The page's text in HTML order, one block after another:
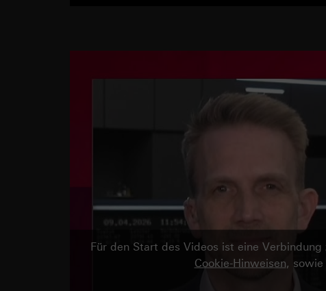
Für den Start des Videos ist eine
Cookie-Hinweisen, sowie